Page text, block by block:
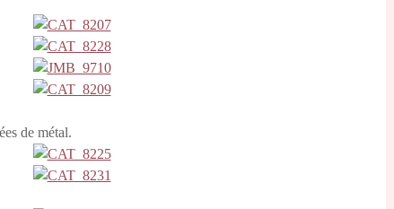
de métal.